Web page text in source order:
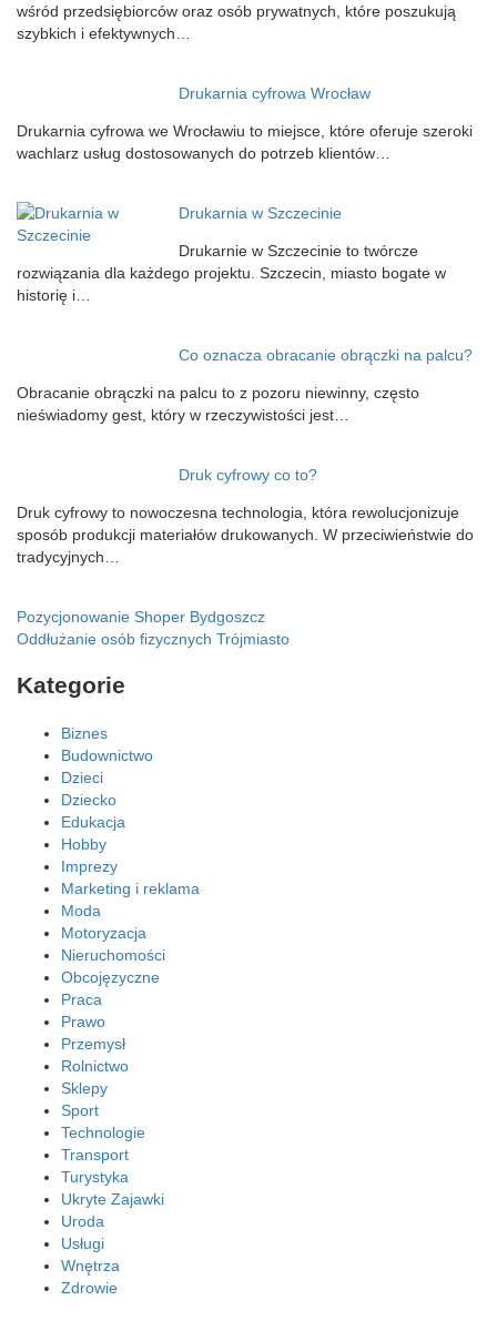
wśród przedsiębiorców oraz osób prywatnych, które poszukują
szybkich i efektywnych…
Drukarnia cyfrowa Wrocław
Drukarnia cyfrowa we Wrocławiu to miejsce, które oferuje szeroki
wachlarz usług dostosowanych do potrzeb klientów…
Drukarnia w Szczecinie
Drukarnie w Szczecinie to twórcze
rozwiązania dla każdego projektu. Szczecin, miasto bogate w
historię i…
Co oznacza obracanie obrączki na palcu?
Obracanie obrączki na palcu to z pozoru niewinny, często
nieświadomy gest, który w rzeczywistości jest…
Druk cyfrowy co to?
Druk cyfrowy to nowoczesna technologia, która rewolucjonizuje
sposób produkcji materiałów drukowanych. W przeciwieństwie do
tradycyjnych…
Nawigacja
Pozycjonowanie Shoper Bydgoszcz
Oddłużanie osób fizycznych Trójmiasto
Kategorie
Biznes
Budownictwo
Dzieci
Dziecko
Edukacja
Hobby
Imprezy
Marketing i reklama
Moda
Motoryzacja
Nieruchomości
Obcojęzyczne
Praca
Prawo
Przemysł
Rolnictwo
Sklepy
Sport
Technologie
Transport
Turystyka
Ukryte Zajawki
Uroda
Usługi
Wnętrza
Zdrowie